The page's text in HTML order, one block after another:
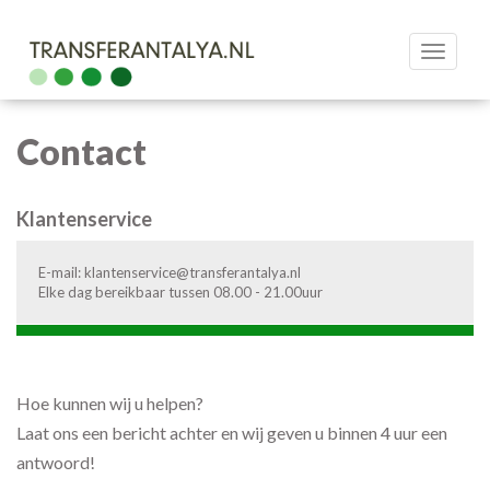
Toggle
Contact
Klantenservice
E-mail: klantenservice@transferantalya.nl
Elke dag bereikbaar tussen 08.00 - 21.00uur
Hoe kunnen wij u helpen?
Laat ons een bericht achter en wij geven u binnen 4 uur een
antwoord!